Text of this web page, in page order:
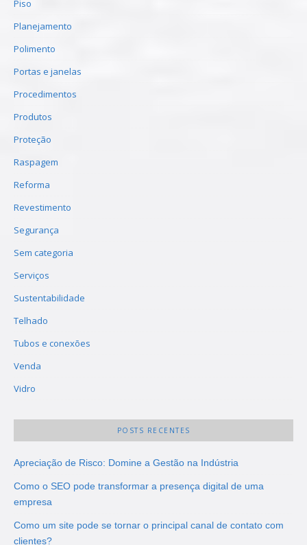
Piso
Planejamento
Polimento
Portas e janelas
Procedimentos
Produtos
Proteção
Raspagem
Reforma
Revestimento
Segurança
Sem categoria
Serviços
Sustentabilidade
Telhado
Tubos e conexões
Venda
Vidro
POSTS RECENTES
Apreciação de Risco: Domine a Gestão na Indústria
Como o SEO pode transformar a presença digital de uma
empresa
Como um site pode se tornar o principal canal de contato com
clientes?